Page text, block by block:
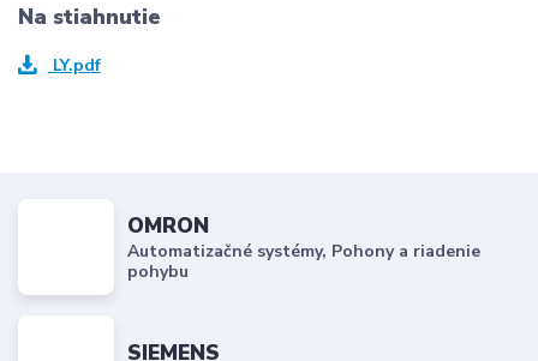
Na stiahnutie
LY.pdf
OMRON
Automatizačné systémy, Pohony a riadenie
pohybu
SIEMENS